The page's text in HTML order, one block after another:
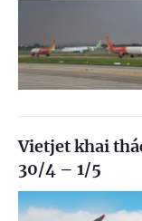
Vietjet khai
30/4 – 1/5